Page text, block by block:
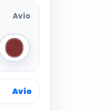
Avio
GreenRusty
Avio